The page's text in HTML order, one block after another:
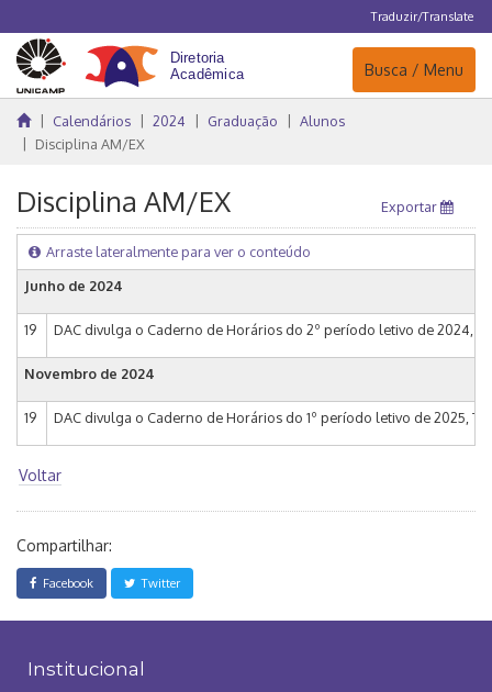
Traduzir/Translate
Navegação
Busca / Menu
Calendários 2024 Graduação
Alunos
Disciplina AM/EX
Disciplina AM/EX Exportar
Arraste lateralmente para ver o conteúdo
Junho de 2024
19 DAC divulga o Caderno de Horários do 2º período letivo de 2024,
Novembro de 2024
19 DAC divulga o Caderno de Horários do 1º período letivo de 2025,
Voltar
Compartilhar:
Facebook Twitter
Institucional